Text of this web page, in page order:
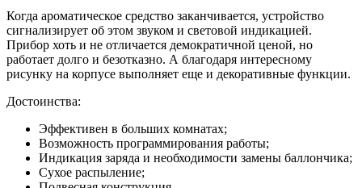
Когда ароматическое средство заканчивается, устройство
сигнализирует об этом звуком и световой индикацией.
Прибор хоть и не отличается демократичной ценой, но
работает долго и безотказно. А благодаря интересному
рисунку на корпусе выполняет еще и декоративные функции.
Достоинства:
Эффективен в больших комнатах;
Возможность программирования работы;
Индикация заряда и необходимости замены баллончика;
Сухое распыление;